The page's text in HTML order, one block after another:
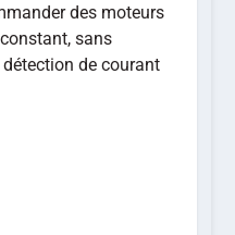
des moteurs
sans
de courant